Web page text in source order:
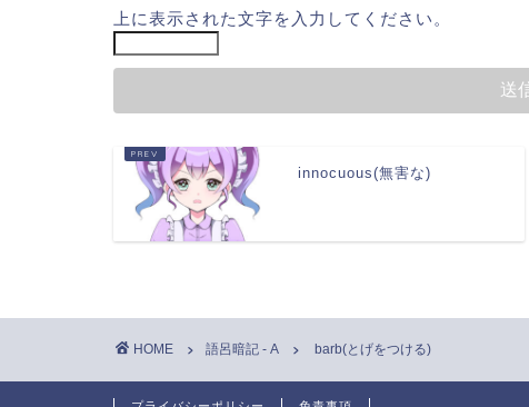
上に表示された文字を入力してください。
innocuous(無害な)
HOME 語呂暗記 - A barb(とげをつける)